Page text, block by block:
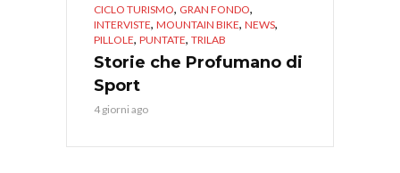
CICLO TURISMO, GRAN FONDO,
INTERVISTE, MOUNTAIN BIKE, NEWS,
PILLOLE, PUNTATE, TRILAB
Storie che Profumano di
Sport
4 giorni ago